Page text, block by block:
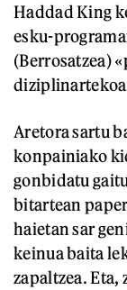
Haddad King
esku-
(Berrosatzea)
diziplinartekoa
Aretora sartu
konpainiako
gonbidatu
bitartean
haietan sar
keinua baita
zapaltzea. Eta,